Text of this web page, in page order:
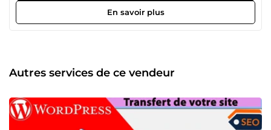
En savoir plus
Autres services de ce vendeur